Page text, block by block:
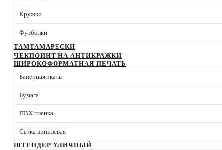
Кружки
Футболки
ТАМТАМАРЕСКИ
ЧЕКПОИНТ НА АНТИКРАЖКИ
ШИРОКОФОРМАТНАЯ ПЕЧАТЬ
Банерная ткань
Бумага
ПВХ пленка
Сетка виниловая
ШТЕНДЕР УЛИЧНЫЙ